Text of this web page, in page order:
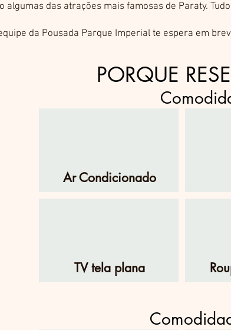
algumas das atrações mais famosas de Paraty.
da Pousada Parque Imperial te espera em
PORQUE
Ar Condicionado
TV tela plana